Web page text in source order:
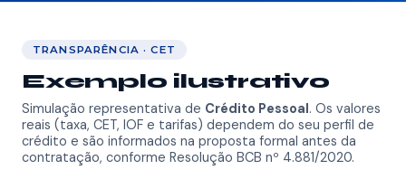
Depoimentos
Dúvidas
TRANSPARÊNCIA · CET
Exemplo ilustrativo
Simulação representativa de Crédito Pessoal. Os valores
reais (taxa, CET, IOF e tarifas) dependem do seu perfil de
crédito e são informados na proposta formal antes da
contratação, conforme Resolução BCB nº 4.881/2020.